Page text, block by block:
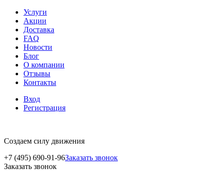
Услуги
Акции
Доставка
FAQ
Новости
Блог
О компании
Отзывы
Контакты
Вход
Регистрация
Создаем силу движения
+7 (495) 690-91-96Заказать звонок
Заказать звонок